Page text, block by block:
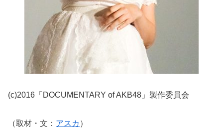
(c)2016「DOCUMENTARY of AKB48」製作委員会
（取材・文： アスカ ）